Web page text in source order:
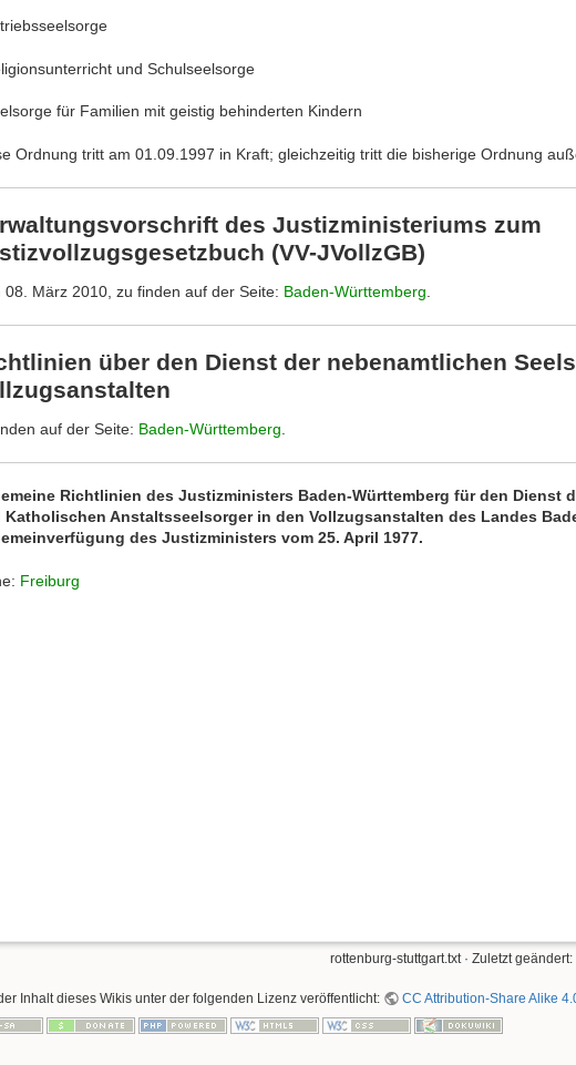
und Schulseelsorge
für Familien mit geistig behinderten Kindern
Ordnung tritt am 01.09.1997 in Kraft; gleichzeitig tritt die bisherige Ordnung
des Justizministeriums zum
(VV-JVollzGB)
08. März 2010, zu finden auf der Seite: Baden-Württemberg
über den Dienst der nebenamtlichen
auf der Seite: Baden-Württemberg.
Richtlinien des Justizministers Baden-Württemberg für den Dienst
Katholischen Anstaltsseelsorger in den Vollzugsanstalten des Landes
des Justizministers vom 25. April 1977.
Freiburg
rottenburg-stuttgart.txt · Zuletzt geändert:
Inhalt dieses Wikis unter der folgenden Lizenz veröffentlicht: CC Attribution-Share Alike